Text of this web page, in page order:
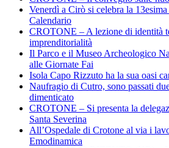
Venerdì a Cirò si celebra la
Calendario
CROTONE – A lezione di identità
imprenditorialità
Il Parco e il Museo Archeologico
alle Giornate Fai
Isola Capo Rizzuto ha la sua oasi
Naufragio di Cutro, sono passati
dimenticato
CROTONE – Si presenta la
Santa Severina
All’Ospedale di Crotone al via i
Emodinamica